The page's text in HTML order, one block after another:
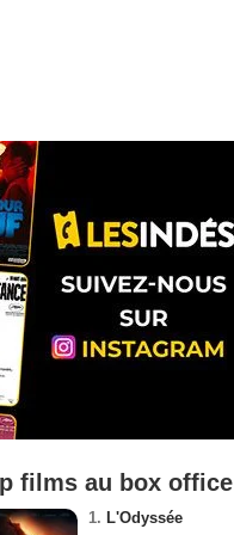
films au box office
1. L'Odyssée